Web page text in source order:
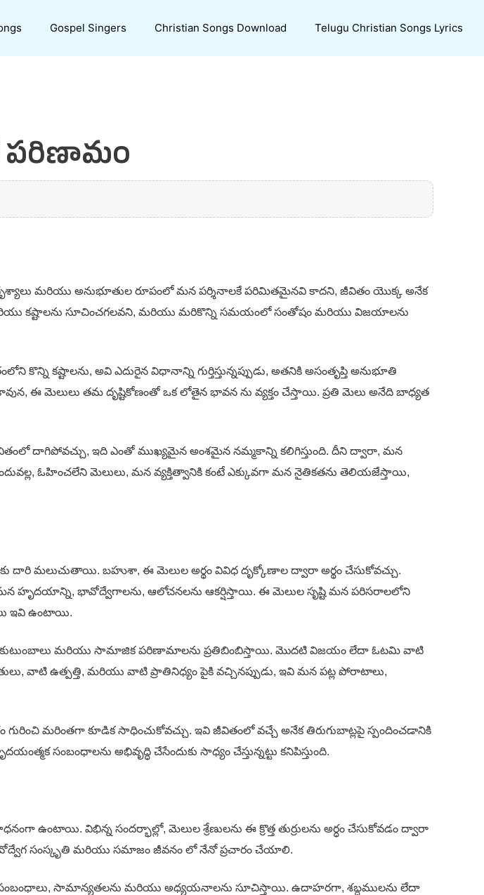
Gospel Singers Christian Songs Download Telugu Christian Songs Lyrics
పరిణామం
మరియు అనుభూతుల రూపంలో మన పర్శినాలకే పరిమితమైనవి కాదని, జీవితం యొక్క అనేక
కష్టాలను సూచించగలవని, మరియు మరికొన్ని సమయంలో సంతోషం మరియు విజయాలను
కష్టాలను, అవి ఎదురైన విధానాన్ని గుర్తిస్తున్నప్పుడు, అతనికి అసంతృప్తి అనుభూతి
ఈ మెలులు తమ దృష్టికోణంతో ఒక లోతైన భావన ను వ్యక్తం చేస్తాయి. ప్రతి మెలు అనేది బాధ్యత
దాగిపోవచ్చు, ఇది ఎంతో ముఖ్యమైన అంశమైన నమ్మకాన్ని కలిగిస్తుంది. దీని ద్వారా, మన
ఓహించలేని మెలులు, మన వ్యక్తిత్వానికి కంటే ఎక్కువగా మన నైతికతను తెలియజేస్తాయి,
మలుచుతాయి. బహుశా, ఈ మెలుల అర్థం వివిధ దృక్కోణాల ద్వారా అర్థం చేసుకోవచ్చు.
హృదయాన్ని, భావోద్వేగాలను, ఆలోచనలను ఆకర్షిస్తాయి. ఈ మెలుల సృష్టి మన పరిసరాలలోని
ఇవి ఉంటాయి.
కుటుంబాలు మరియు సామాజిక పరిణామాలను ప్రతిబింబిస్తాయి. మొదటి విజయం లేదా ఓటమి వాటి
వాటి ఉత్పత్తి, మరియు వాటి ప్రాతినిధ్యం పైకి వచ్చినప్పుడు, ఇవి మన పట్ల పోరాటాలు,
గురించి మరింతగా కూడిక సాధించుకోవచ్చు. ఇవి జీవితంలో వచ్చే అనేక తిరుగుబాట్లపై స్పందించడానికి
సంబంధాలను అభివృద్ధి చేసేందుకు సాధ్యం చేస్తున్నట్టు కనిపిస్తుంది.
విభిన్న సందర్భాల్లో, మెలుల శ్రేణులను ఈ క్రొత్త తుర్రులను అర్ధం చేసుకోవడం ద్వారా
సంస్కృతి మరియు సమాజం జీవనం లో నేనో ప్రచారం చేయాలి.
సంబంధాలు, సామాన్యతలను మరియు అధ్యయనాలను సూచిస్తాయి. ఉదాహరగా, శబ్ధములను లేదా